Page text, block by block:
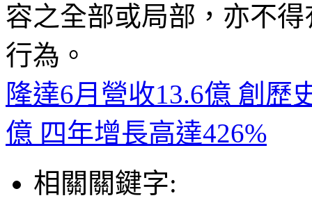
容之全部或局部，亦不
行為。
隆達6月營收13.6億 創歷
億 四年增長高達426%
相關關鍵字: